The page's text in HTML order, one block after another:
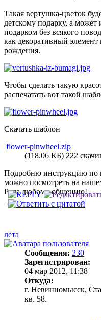
Такая вертушка-цветок
детскому подарку, а может
подарком без всякого
как декоративный
рождения.
Чтобы сделать такую
распечатать вот такой
Скачать шаблон
flower-pinwheel.zip
(118.06 КБ) 222
Подробню инструкцию по
можно посмотреть на
Рада любому общению!
лета
Сообщения: 230
Зарегистрирован:
04 мар 2012, 11:38
Откуда:
г. Невинномысск,
кв. 58.